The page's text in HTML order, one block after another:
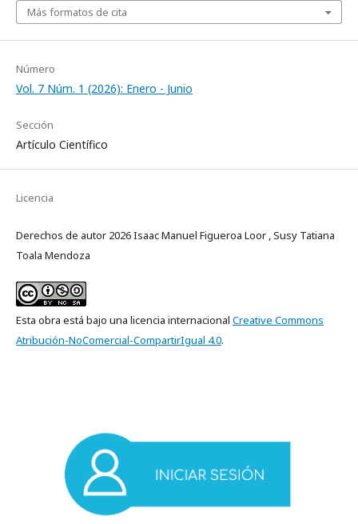
Más formatos de cita
Número
Vol. 7 Núm. 1 (2026): Enero - Junio
Sección
Artículo Científico
Licencia
Derechos de autor 2026 Isaac Manuel Figueroa Loor , Susy Tatiana
Toala Mendoza
Esta obra está bajo una licencia internacional Creative Commons
Atribución-NoComercial-CompartirIgual 4.0.